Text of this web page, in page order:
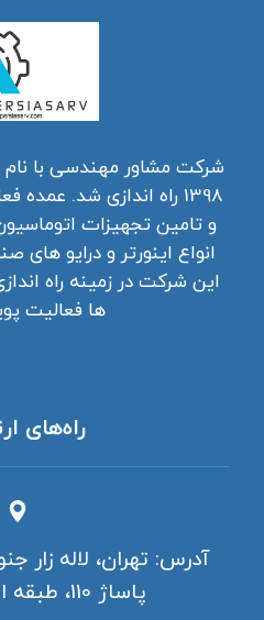
شرکت مشاور مهندسی با نام
1398 راه اندازی شد.
و تامین تجهیزات
انواع اینورتر و درایو
این شرکت در زمینه راه
ها فعالیت
راه‌های
آدرس: تهران، لاله زار
پاساژ 110، طبقه اول، پلاک 35